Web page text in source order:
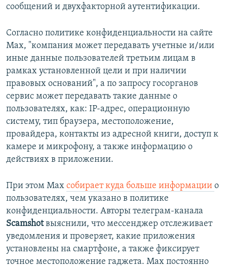
сообщений и двухфакторной аутентификации.
Согласно политике конфиденциальности на сайте
Max, "компания может передавать учетные и/или
иные данные пользователей третьим лицам в
рамках установленной цели и при наличии
правовых оснований", а по запросу госорганов
сервис может передавать такие данные о
пользователях, как: IP-адрес, операционную
систему, тип браузера, местоположение,
провайдера, контакты из адресной книги, доступ к
камере и микрофону, а также информацию о
действиях в приложении.
При этом Max собирает куда больше информации о
пользователях, чем указано в политике
конфиденциальности. Авторы телеграм-канала
Scamshotвыяснили, что мессенджер отслеживает
уведомления и проверяет, какие приложения
установлены на смартфоне, а также фиксирует
точное местоположение гаджета. Max постоянно